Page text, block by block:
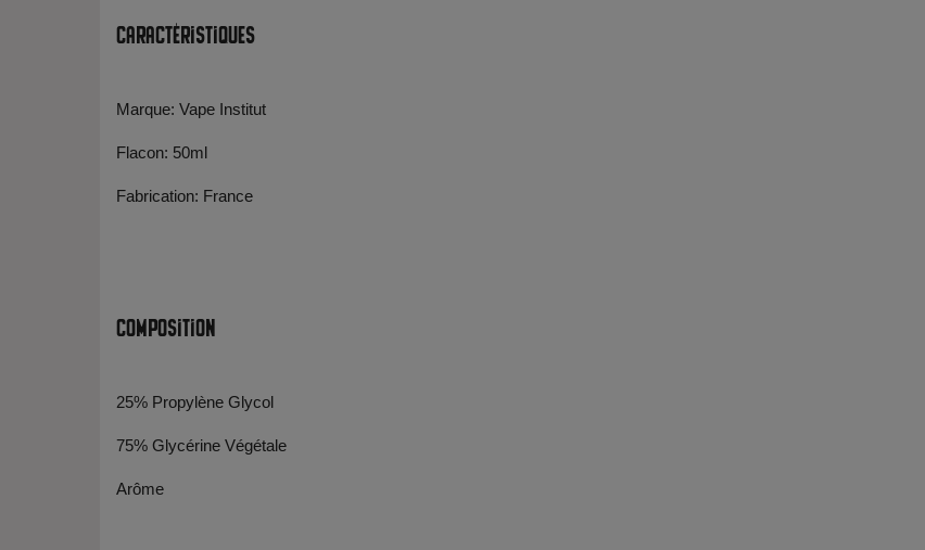
Caractéristiques
Marque: Vape Institut
Flacon: 50ml
Fabrication: France
Composition
25% Propylène Glycol
75% Glycérine Végétale
Arôme